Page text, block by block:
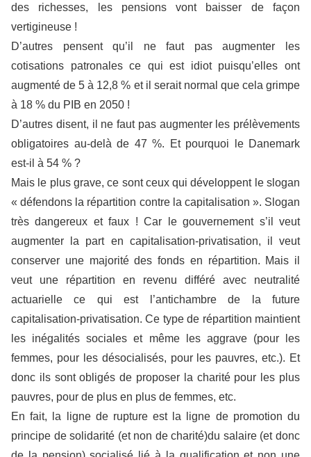
des richesses, les pensions vont baisser de façon
vertigineuse !
D’autres pensent qu’il ne faut pas augmenter les
cotisations patronales ce qui est idiot puisqu’elles ont
augmenté de 5 à 12,8 % et il serait normal que cela grimpe
à 18 % du PIB en 2050 !
D’autres disent, il ne faut pas augmenter les prélèvements
obligatoires au-delà de 47 %. Et pourquoi le Danemark
est-il à 54 % ?
Mais le plus grave, ce sont ceux qui développent le slogan
« défendons la répartition contre la capitalisation ». Slogan
très dangereux et faux ! Car le gouvernement s’il veut
augmenter la part en capitalisation-privatisation, il veut
conserver une majorité des fonds en répartition. Mais il
veut une répartition en revenu différé avec neutralité
actuarielle ce qui est l’antichambre de la future
capitalisation-privatisation. Ce type de répartition maintient
les inégalités sociales et même les aggrave (pour les
femmes, pour les désocialisés, pour les pauvres, etc.). Et
donc ils sont obligés de proposer la charité pour les plus
pauvres, pour de plus en plus de femmes, etc.
En fait, la ligne de rupture est la ligne de promotion du
principe de solidarité (et non de charité)du salaire (et donc